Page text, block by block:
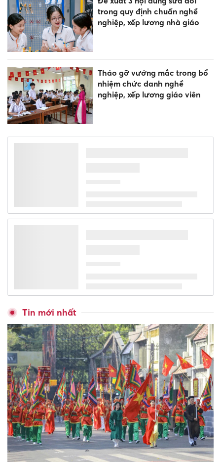
trong quy định chuẩn nghề
nghiệp, xếp lương nhà giáo
Tháo gỡ vướng mắc trong bổ
nhiệm chức danh nghề
nghiệp, xếp lương giáo viên
Đánh giá đúng năng lực giáo
Cháy lớn chợ Biên Hòa, nhiều
ki-ốt bị thiêu rụi
Nên chọn mẫu đồng hồ thông
minh trẻ em dưới 2 triệu nào
tốt nhất cho bé?